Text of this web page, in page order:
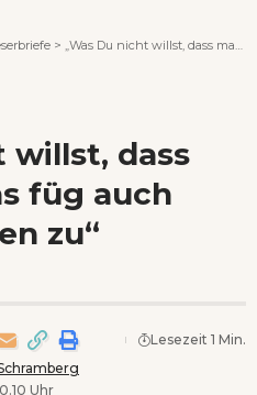
> „Was Du nicht willst, dass man Dir tu, das füg auch keinem anderen zu“
willst, dass
füg auch
zu“
Uhr
Lesezeit 1 Min.